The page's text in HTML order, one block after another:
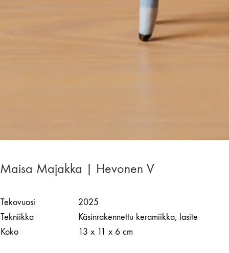
Maisa Majakka | Hevonen V
Tekovuosi
2025
Tekniikka
Käsinrakennettu keramiikka, lasite
Koko
13 x 11 x 6 cm